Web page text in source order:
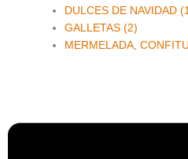
DULCES DE NAVIDAD
GALLETAS (2)
MERMELADA,